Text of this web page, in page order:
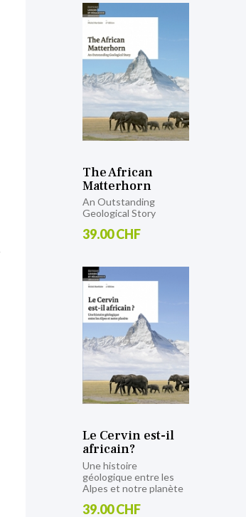
The African
Matterhorn
An Outstanding
Geological Story
39.00 CHF
Le Cervin est-il
africain?
Une histoire
géologique entre les
Alpes et notre planète
39.00 CHF